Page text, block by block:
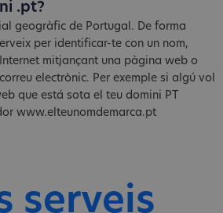
.pt?
geogràfic de Portugal. De forma
per identificar-te con un nom,
mitjançant una pàgina web o
electrònic. Per exemple si algú vol
que está sota el teu domini PT
www.elteunomdemarca.pt
serveis